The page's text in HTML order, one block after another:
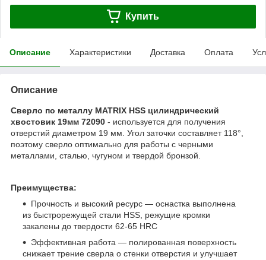
Купить
Описание Характеристики Доставка Оплата
Описание
Сверло по металлу MATRIX HSS цилиндрический
хвостовик 19мм 72090 - используется для получения
отверстий диаметром 19 мм. Угол заточки составляет 118°,
поэтому сверло оптимально для работы с черными
металлами, сталью, чугуном и твердой бронзой.
Преимущества:
Прочность и высокий ресурс — оснастка выполнена
из быстрорежущей стали HSS, режущие кромки
закалены до твердости 62-65 HRC
Эффективная работа — полированная поверхность
снижает трение сверла о стенки отверстия и улучшает